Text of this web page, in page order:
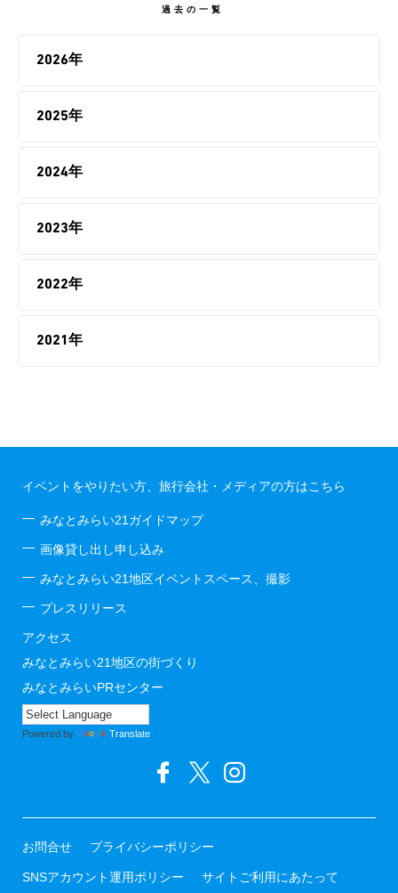
過去の一覧
2026年
2025年
2024年
2023年
2022年
2021年
イベントをやりたい方、旅行会社・メディアの方はこちら
みなとみらい21ガイドマップ
画像貸し出し申し込み
みなとみらい21地区イベントスペース、撮影
プレスリリース
アクセス
みなとみらい21地区の街づくり
みなとみらいPRセンター
Powered by Translate
お問合せ プライバシーポリシー
SNSアカウント運用ポリシー サイトご利用にあたって